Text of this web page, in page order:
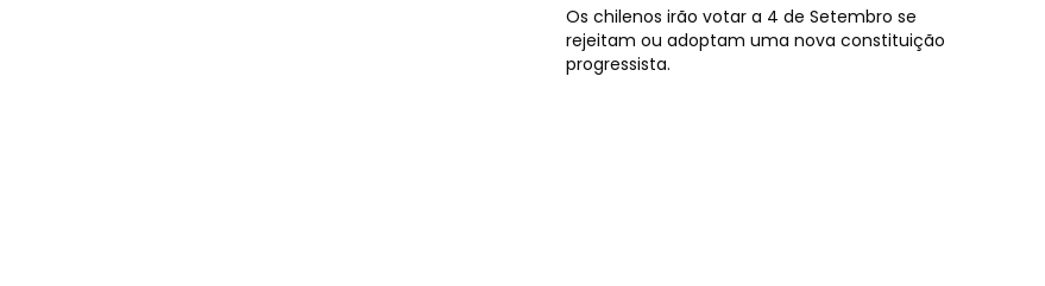
Os chilenos irão votar a 4 de Setembro se
rejeitam ou adoptam uma nova constituição
progressista.